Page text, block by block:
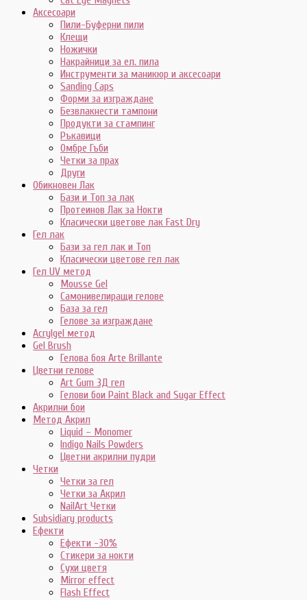
Аксесоари
Пили-Буферни пили
Клещи
Ножички
Накрайници за ел. пила
Инструменти за маникюр и аксесоари
Sanding Caps
Форми за изграждане
Безвлакнести тампони
Продукти за стампинг
Ръкавици
Омбре Гъби
Четки за прах
Други
Обикновен Лак
Бази и Топ за лак
Протеинов Лак за Нокти
Класически цветове лак Fast Dry
Гел лак
Бази за гел лак и Топ
Класически цветове гел лак
Гел UV метод
Mousse Gel
Самонивелиращи гелове
База за гел
Гелове за изграждане
Acrylgel метод
Gel Brush
Гелова боя Arte Brillante
Цветни гелове
Art Gum 3Д гел
Гелови бои Paint Black and Sugar Effect
Акрилни бои
Метод Акрил
Liquid – Monomer
Indigo Nails Powders
Цветни акрилни пудри
Четки
Четки за гел
Четки за Акрил
NailArt Четки
Subsidiary products
Ефекти
Ефекти -30%
Стикери за нокти
Сухи цветя
Mirror effect
Flash Effect